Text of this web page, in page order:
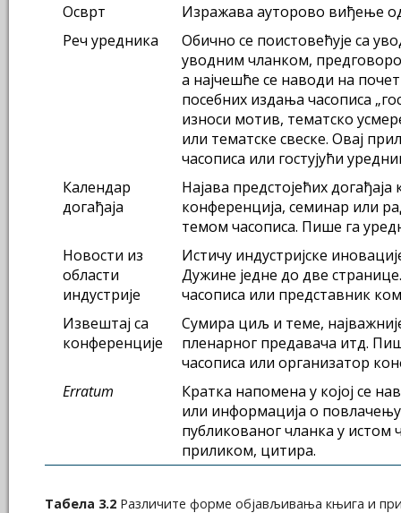
Осврт
Изражава ауторово виђење
Реч уредника
Обично се поистовећује са
уводним чланком,
а најчешће се наводи на
посебних издања часописа
износи мотив, тематско
или тематске свеске. Овај
часописа или гостујући
Календар
догађаја
Најава предстојећих догађаја
конференција, семинар или
темом часописа. Пише га
Новости из
области
индустрије
Истичу индустријске
Дужине једне до две
часописа или представник
Извештај са
конференције
Сумира циљ и теме,
пленарног предавача итд.
часописа или организатор
Erratum
Кратка напомена у којој се
или информација о
публикованог чланка у истом
приликом, цитира.
Табела 3.2 Различите форме објављивања књига и